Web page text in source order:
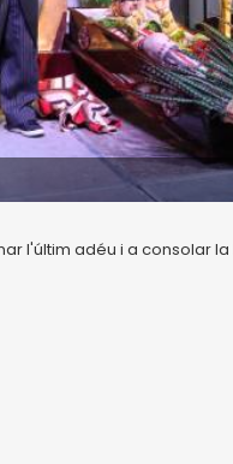
l'últim adéu i a consolar